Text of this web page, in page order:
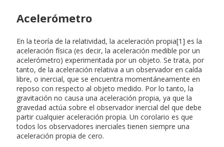
Acelerómetro
En la teoría de la relatividad, la aceleración propia[1] es la
aceleración física (es decir, la aceleración medible por un
acelerómetro) experimentada por un objeto. Se trata, por
tanto, de la aceleración relativa a un observador en caída
libre, o inercial, que se encuentra momentáneamente en
reposo con respecto al objeto medido. Por lo tanto, la
gravitación no causa una aceleración propia, ya que la
gravedad actúa sobre el observador inercial del que debe
partir cualquier aceleración propia. Un corolario es que
todos los observadores inerciales tienen siempre una
aceleración propia de cero.